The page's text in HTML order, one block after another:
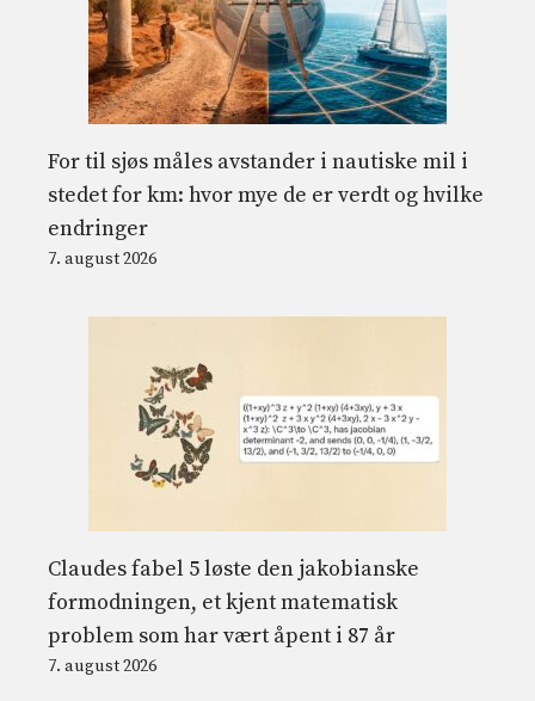
For til sjøs måles avstander i nautiske mil i
stedet for km: hvor mye de er verdt og hvilke
endringer
7. august 2026
Claudes fabel 5 løste den jakobianske
formodningen, et kjent matematisk
problem som har vært åpent i 87 år
7. august 2026